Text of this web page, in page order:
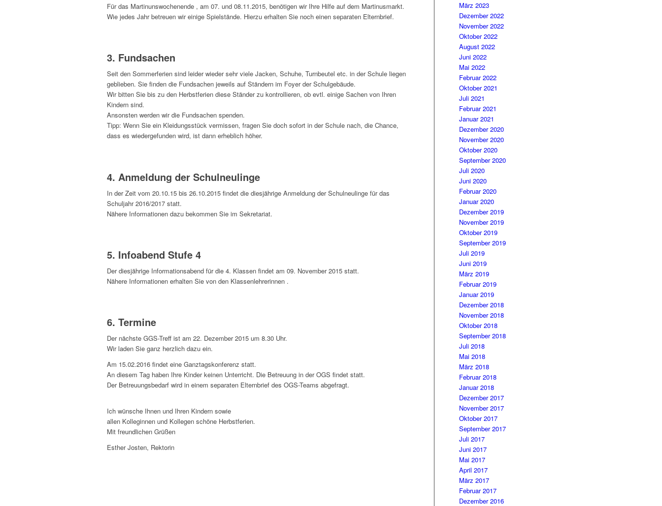
Für das Martinunswochenende , am 07. und 08.11.2015, benötigen wir Ihre Hilfe auf dem Martinusmarkt.
Wie jedes Jahr betreuen wir einige Spielstände. Hierzu erhalten Sie noch einen separaten Elternbrief.
3. Fundsachen
Seit den Sommerferien sind leider wieder sehr viele Jacken, Schuhe, Turnbeutel etc. in der Schule liegen
geblieben. Sie finden die Fundsachen jeweils auf Ständern im Foyer der Schulgebäude.
Wir bitten Sie bis zu den Herbstferien diese Ständer zu kontrollieren, ob evtl. einige Sachen von Ihren
Kindern sind.
Ansonsten werden wir die Fundsachen spenden.
Tipp: Wenn Sie ein Kleidungsstück vermissen, fragen Sie doch sofort in der Schule nach, die Chance,
dass es wiedergefunden wird, ist dann erheblich höher.
4. Anmeldung der Schulneulinge
In der Zeit vom 20.10.15 bis 26.10.2015 findet die diesjährige Anmeldung der Schulneulinge für das
Schuljahr 2016/2017 statt.
Nähere Informationen dazu bekommen Sie im Sekretariat.
5. Infoabend Stufe 4
Der diesjährige Informationsabend für die 4. Klassen findet am 09. November 2015 statt.
Nähere Informationen erhalten Sie von den Klassenlehrerinnen .
6. Termine
Der nächste GGS-Treff ist am 22. Dezember 2015 um 8.30 Uhr.
Wir laden Sie ganz herzlich dazu ein.
Am 15.02.2016 findet eine Ganztagskonferenz statt.
An diesem Tag haben Ihre Kinder keinen Unterricht. Die Betreuung in der OGS findet statt.
Der Betreuungsbedarf wird in einem separaten Elternbrief des OGS-Teams abgefragt.
Ich wünsche Ihnen und Ihren Kindern sowie
allen Kolleginnen und Kollegen schöne Herbstferien.
Mit freundlichen Grüßen
Esther Josten, Rektorin
März 2023
Dezember 2022
November 2022
Oktober 2022
August 2022
Juni 2022
Mai 2022
Februar 2022
Oktober 2021
Juli 2021
Februar 2021
Januar 2021
Dezember 2020
November 2020
Oktober 2020
September 2020
Juli 2020
Juni 2020
Februar 2020
Januar 2020
Dezember 2019
November 2019
Oktober 2019
September 2019
Juli 2019
Juni 2019
März 2019
Februar 2019
Januar 2019
Dezember 2018
November 2018
Oktober 2018
September 2018
Juli 2018
Mai 2018
März 2018
Februar 2018
Januar 2018
Dezember 2017
November 2017
Oktober 2017
September 2017
Juli 2017
Juni 2017
Mai 2017
April 2017
März 2017
Februar 2017
Dezember 2016